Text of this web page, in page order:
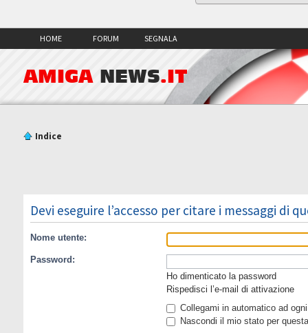
HOME FORUM SEGNALA
AMIGA NEWS.IT
Indice
Devi eseguire l’accesso per citare i messaggi di
Nome utente:
Password:
Ho dimenticato la password
Rispedisci l’e-mail di attivazione
Collegami in automatico ad
Nascondi il mio stato per